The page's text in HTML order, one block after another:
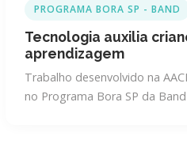
PROGRAMA BORA SP - BAND
Tecnologia auxilia
aprendizagem
Trabalho desenvolvido na
no Programa Bora SP da